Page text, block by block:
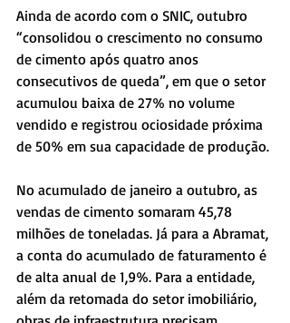
Ainda de acordo com o SNIC, outubro
“consolidou o crescimento no consumo
de cimento após quatro anos
consecutivos de queda”, em que o setor
acumulou baixa de 27% no volume
vendido e registrou ociosidade próxima
de 50% em sua capacidade de produção.
No acumulado de janeiro a outubro, as
vendas de cimento somaram 45,78
milhões de toneladas. Já para a Abramat,
a conta do acumulado de faturamento é
de alta anual de 1,9%. Para a entidade,
além da retomada do setor imobiliário,